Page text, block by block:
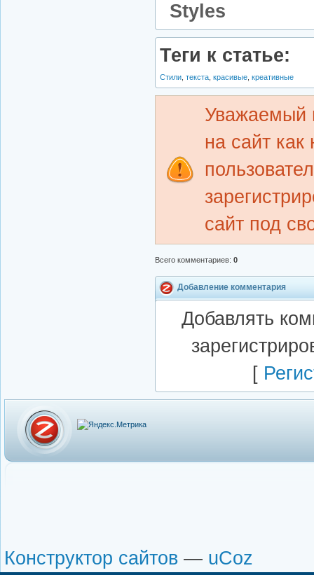
Styles
Теги к статье:
Стили текста красивые креативные
Уважаемый
на сайт как
сайт под
Всего комментариев: 0
Добавление комментария
Добавлять
[
Конструктор сайтов — uCoz